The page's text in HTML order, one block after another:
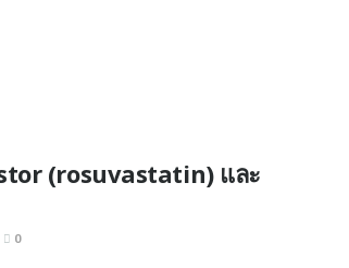
(rosuvastatin) และ
0